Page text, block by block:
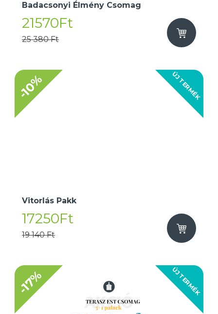
Badacsonyi Élmény Csomag
21570Ft
25 380 Ft
ÚJ TERMÉK
-10%
Vitorlás Pakk
17250Ft
19 140 Ft
ÚJ TERMÉK
-17%